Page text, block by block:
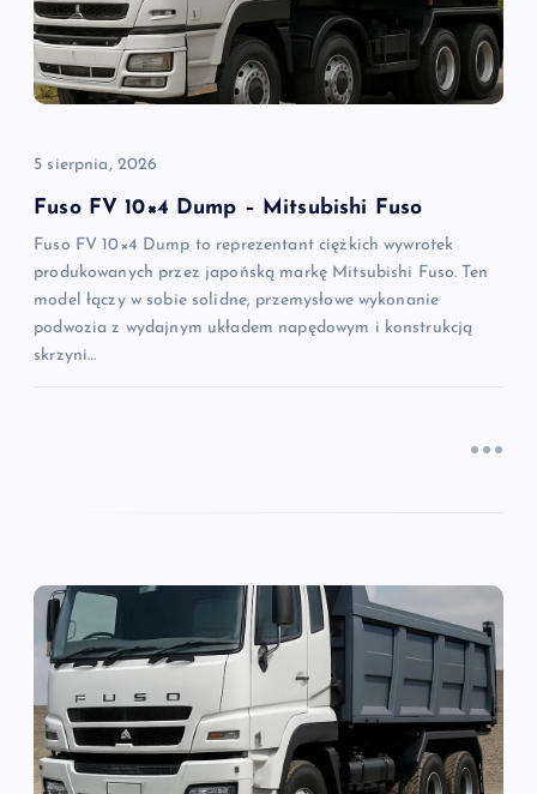
a
w
p
s
u
5 sierpnia, 2026
Fuso FV 10×4 Dump – Mitsubishi Fuso
Fuso FV 10×4 Dump to reprezentant ciężkich wywrotek
produkowanych przez japońską markę Mitsubishi Fuso. Ten
model łączy w sobie solidne, przemysłowe wykonanie
podwozia z wydajnym układem napędowym i konstrukcją
skrzyni…